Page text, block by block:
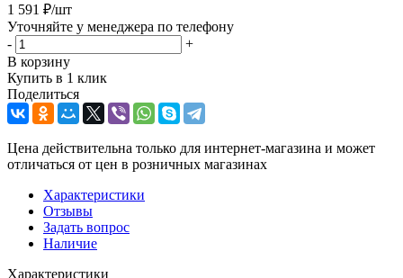
1 591 ₽/шт
Уточняйте у менеджера по телефону
-
+
В корзину
Купить в 1 клик
Поделиться
Цена действительна только для интернет-магазина и может
отличаться от цен в розничных магазинах
Характеристики
Отзывы
Задать вопрос
Наличие
Характеристики